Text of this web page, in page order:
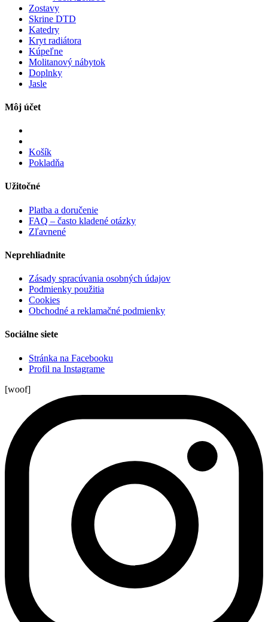
Zostavy
Skrine DTD
Katedry
Kryt radiátora
Kúpeľne
Molitanový nábytok
Doplnky
Jasle
Môj účet
Košík
Pokladňa
Užitočné
Platba a doručenie
FAQ – často kladené otázky
Zľavnené
Neprehliadnite
Zásady spracúvania osobných údajov
Podmienky použitia
Cookies
Obchodné a reklamačné podmienky
Sociálne siete
Stránka na Facebooku
Profil na Instagrame
[woof]